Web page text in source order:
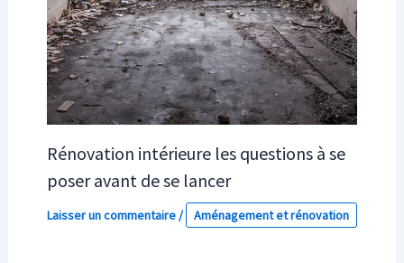
Rénovation intérieure les questions à se
poser avant de se lancer
Laisser un commentaire/ Aménagement et rénovation